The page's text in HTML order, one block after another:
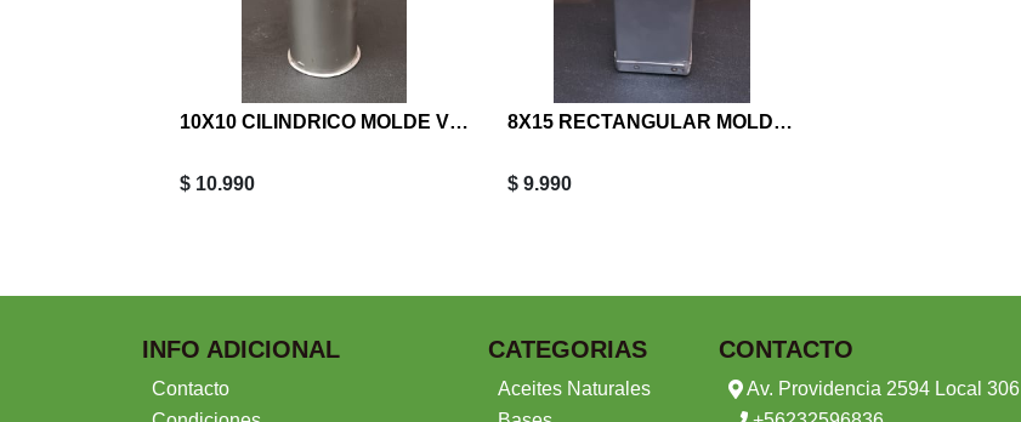
10X10 CILINDRICO MOLDE VELA
$ 10.990
8X15 RECTANGULAR MOLDE VELA
$ 9.990
INFO ADICIONAL
Contacto
CATEGORIAS
Aceites Naturales
CONTACTO
Av. Providencia 2594 Local 306